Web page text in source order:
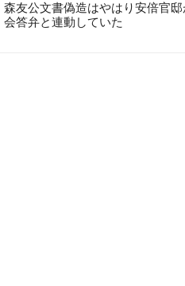
森友公文書偽造はやはり安倍官
会答弁と連動していた